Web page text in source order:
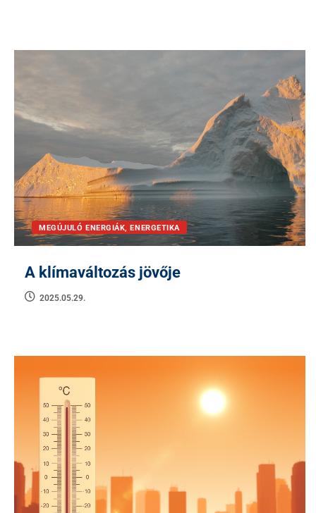
MEGÚJULÓ ENERGIÁK, ENERGETIKA
A klímaváltozás jövője
2025.05.29.